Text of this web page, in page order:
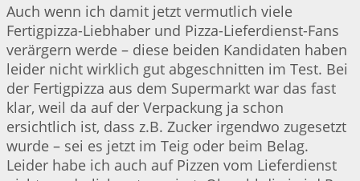
Auch wenn ich damit jetzt vermutlich viele
Fertigpizza-Liebhaber und Pizza-Lieferdienst-Fans
verärgern werde – diese beiden Kandidaten haben
leider nicht wirklich gut abgeschnitten im Test. Bei
der Fertigpizza aus dem Supermarkt war das fast
klar, weil da auf der Verpackung ja schon
ersichtlich ist, dass z.B. Zucker irgendwo zugesetzt
wurde – sei es jetzt im Teig oder beim Belag.
Leider habe ich auch auf Pizzen vom Lieferdienst